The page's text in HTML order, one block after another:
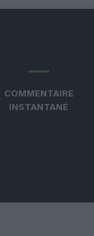
COMMENTAIRE
INSTANTANÉ